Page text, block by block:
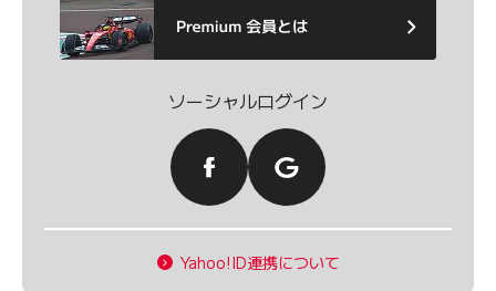
ソーシャルログイン
Yahoo!ID連携について